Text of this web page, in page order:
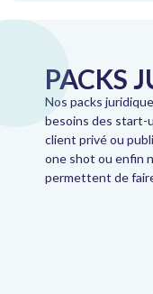
PACKS
Nos packs
besoins des start-
client privé ou
one shot ou enfin
permettent de